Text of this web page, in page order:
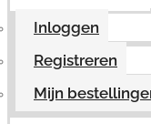
Inloggen
Registreren
Mijn